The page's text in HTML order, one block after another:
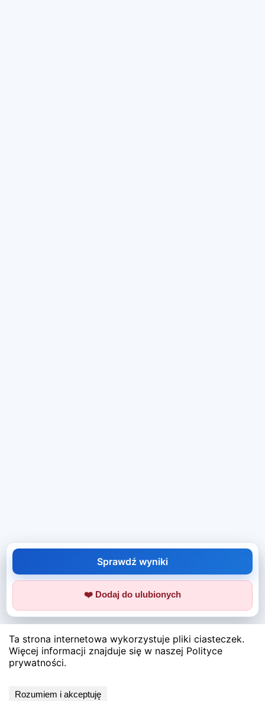
Sprawdź wyniki
❤️ Dodaj do ulubionych
Ta strona internetowa wykorzystuje pliki ciasteczek.
Więcej informacji znajduje się w naszej Polityce
prywatności.
Rozumiem i akceptuję